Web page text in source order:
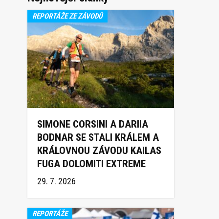
REPORTÁŽE ZE ZÁVODŮ
SIMONE CORSINI A DARIIA
BODNAR SE STALI KRÁLEM A
KRÁLOVNOU ZÁVODU KAILAS
FUGA DOLOMITI EXTREME
TRAIL 2026
29. 7. 2026
REPORTÁŽE